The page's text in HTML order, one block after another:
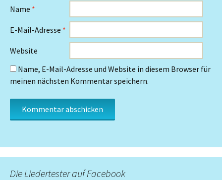
Name *
E-Mail-Adresse *
Website
Name, E-Mail-Adresse und Website in diesem Browser für
meinen nächsten Kommentar speichern.
Die Liedertester auf Facebook